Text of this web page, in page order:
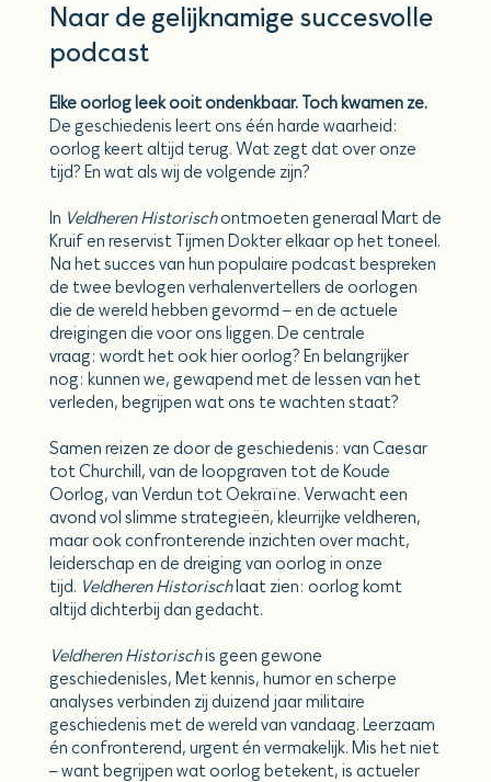
Naar de gelijknamige succesvolle
podcast
Elke oorlog leek ooit ondenkbaar. Toch kwamen ze.
De geschiedenis leert ons één harde waarheid:
oorlog keert altijd terug. Wat zegt dat over onze
tijd? En wat als wij de volgende zijn?
In Veldheren Historischontmoeten generaal Mart de
Kruif en reservist Tijmen Dokter elkaar op het toneel.
Na het succes van hun populaire podcast bespreken
de twee bevlogen verhalenvertellers de oorlogen
die de wereld hebben gevormd – en de actuele
dreigingen die voor ons liggen. De centrale
vraag: wordt het ook hier oorlog? En belangrijker
nog: kunnen we, gewapend met de lessen van het
verleden, begrijpen wat ons te wachten staat?
Samen reizen ze door de geschiedenis: van Caesar
tot Churchill, van de loopgraven tot de Koude
Oorlog, van Verdun tot Oekraïne. Verwacht een
avond vol slimme strategieën, kleurrijke veldheren,
maar ook confronterende inzichten over macht,
leiderschap en de dreiging van oorlog in onze
tijd. Veldheren Historischlaat zien: oorlog komt
altijd dichterbij dan gedacht.
Veldheren Historischis geen gewone
geschiedenisles, Met kennis, humor en scherpe
analyses verbinden zij duizend jaar militaire
geschiedenis met de wereld van vandaag. Leerzaam
én confronterend, urgent én vermakelijk. Mis het niet
– want begrijpen wat oorlog betekent, is actueler